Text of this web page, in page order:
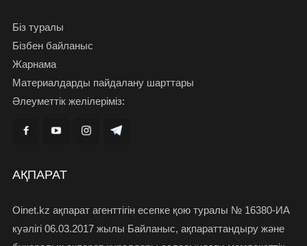
Біз туралы
Бізбен байланыс
Жарнама
Материалдарды пайдалану шарттары
Әлеуметтік желілеріміз:
АҚПАРАТ
Oinet.kz ақпарат агенттігін есепке қою туралы № 16380-ИА
куәлігі 06.03.2017 жылы Байланыс, ақпараттандыру және